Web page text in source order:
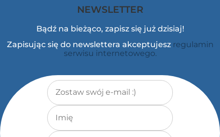
NEWSLETTER
Bądź na bieżąco, zapisz się już dzisiaj!
Zapisując się do newslettera akceptujesz regulamin
serwisu internetowego.
Adres e-mail*
Imię
Nazwisko